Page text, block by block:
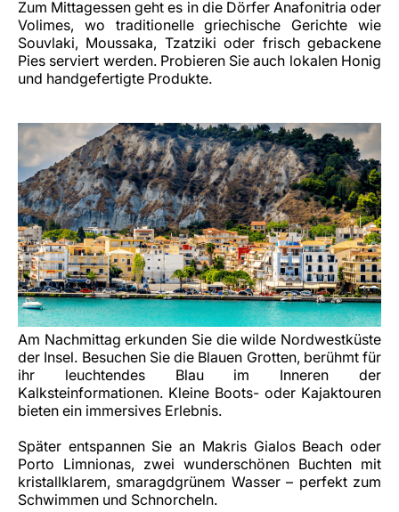
Zum Mittagessen geht es in die Dörfer Anafonitria oder
Volimes, wo traditionelle griechische Gerichte wie
Souvlaki, Moussaka, Tzatziki oder frisch gebackene
Pies serviert werden. Probieren Sie auch lokalen Honig
und handgefertigte Produkte.
Am Nachmittag erkunden Sie die wilde Nordwestküste
der Insel. Besuchen Sie die Blauen Grotten, berühmt für
ihr leuchtendes Blau im Inneren der
Kalksteinformationen. Kleine Boots- oder Kajaktouren
bieten ein immersives Erlebnis.
Später entspannen Sie an Makris Gialos Beach oder
Porto Limnionas, zwei wunderschönen Buchten mit
kristallklarem, smaragdgrünem Wasser – perfekt zum
Schwimmen und Schnorcheln.